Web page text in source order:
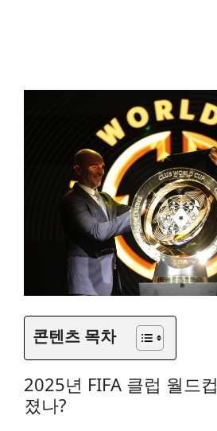
콘텐츠 목차
2025년 FIFA 클럽 월드
졌나?